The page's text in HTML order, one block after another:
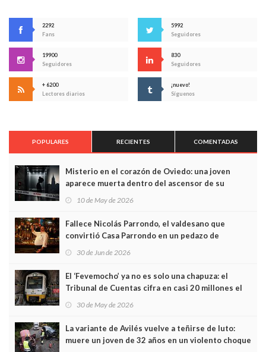
2292
Fans
5992
Seguidores
19900
Seguidores
830
Seguidores
+ 6200
Lectores diarios
¡nuevo!
Síguenos
POPULARES RECIENTES COMENTADAS
Misterio en el corazón de Oviedo: una joven
aparece muerta dentro del ascensor de su
edificio y las cámaras captan sus últimos minutos
10 de May de 2026
Fallece Nicolás Parrondo, el valdesano que
convirtió Casa Parrondo en un pedazo de
Asturias en Madrid
30 de Jun de 2026
El ‘Fevemocho’ ya no es solo una chapuza: el
Tribunal de Cuentas cifra en casi 20 millones el
sobrecoste de los trenes que no cabían por los
30 de May de 2026
La variante de Avilés vuelve a teñirse de luto:
muere un joven de 32 años en un violento choque